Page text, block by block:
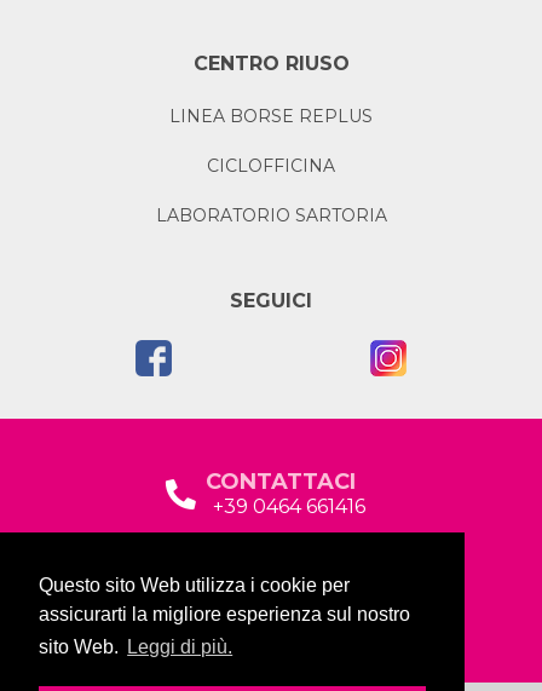
Questo sito Web utilizza i cookie per
assicurarti la migliore esperienza sul nostro
sito Web.
Leggi di più.
CENTRO RIUSO
LINEA BORSE REPLUS
CICLOFFICINA
LABORATORIO SARTORIA
SEGUICI
CONTATTACI
+39 0464 661416
Via Baltera, 19
38066 Riva del Garda (TN)